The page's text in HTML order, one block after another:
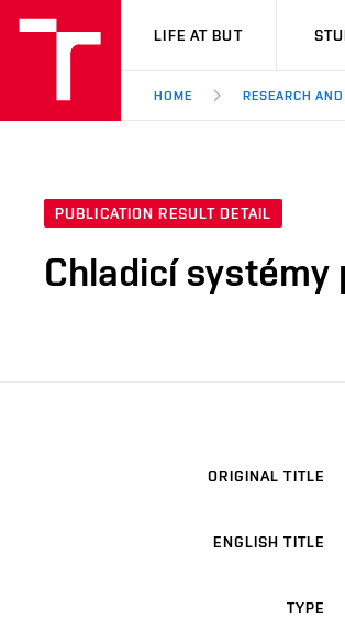
VUT
LIFE AT BUT
HOME RESEARCH
PUBLICATION RESULT DETAIL
Chladicí systémy
ORIGINAL TITLE
ENGLISH TITLE
TYPE